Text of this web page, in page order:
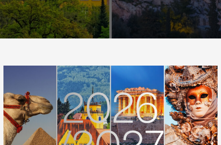
Sztuką
2026/27